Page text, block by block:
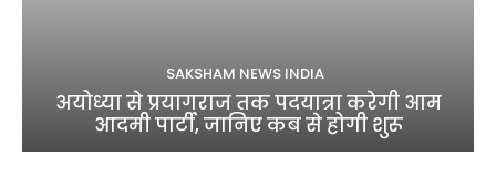
SAKSHAM NEWS INDIA
अयोध्या से प्रयागराज तक पदयात्रा करेगी आम
आदमी पार्टी, जानिए कब से होगी शुरू